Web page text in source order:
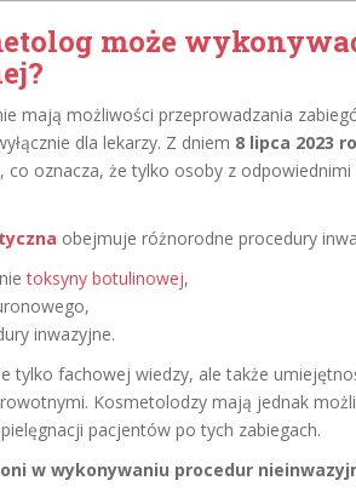
może
mają możliwości przeprowadzania
dla lekarzy. Z dniem 8 lipca 2023
co oznacza, że tylko osoby z
obejmuje różnorodne procedury
toksyny botulinowej,
inwazyjne.
tylko fachowej wiedzy, ale także
Kosmetolodzy mają jednak
pacjentów po tych zabiegach.
w wykonywaniu procedur